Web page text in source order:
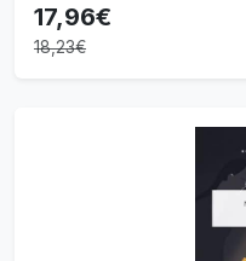
17,96€
18,23€